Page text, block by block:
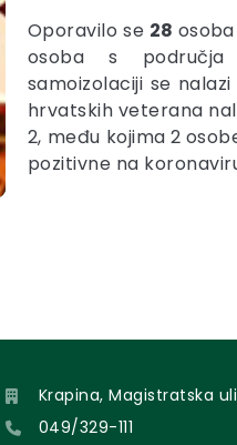
Oporavilo se 28
osoba s područja
samoizolaciji se
hrvatskih veterana
2, među kojima 2
pozitivne na
Krapina, Magistratska
049/329-111